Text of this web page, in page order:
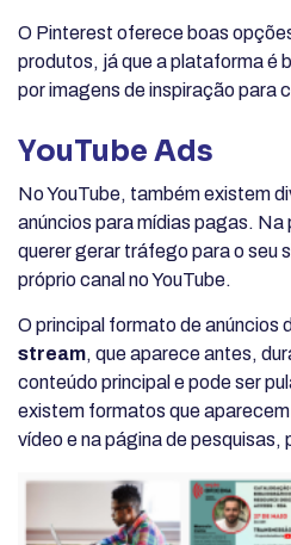
O Pinterest oferece boas
produtos, já que a plataforma é
por imagens de inspiração para
YouTube Ads
No YouTube, também existem
anúncios para mídias pagas.
querer gerar tráfego para o seu
próprio canal no YouTube.
O principal formato de anúncios
stream, que aparece antes,
conteúdo principal e pode ser
existem formatos que
vídeo e na página de pesquisas,